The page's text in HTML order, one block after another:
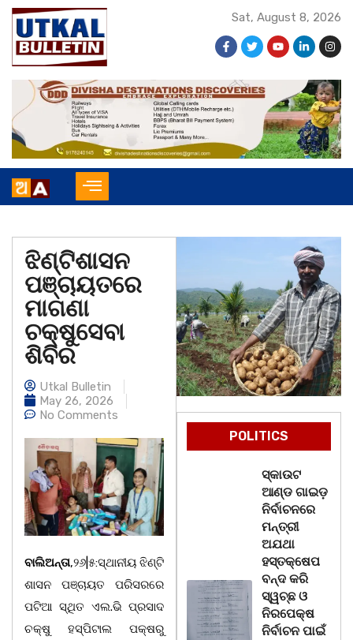
Sat, August 8, 2026
ଝିଣ୍ଟିଶାସନ
ପଞ୍ଚାୟତରେ
ମାଗଣା
ଚକ୍ଷୁସେବା
ଶିବିର
Utkal Bulletin
May 26, 2026
No Comments
ବାଲିଅନ୍ତା,୨୬|୫:ସ୍ଥାନୀୟ ଝିଣ୍ଟି
ଶାସନ ପଞ୍ଚାୟତ ପରିସରରେ
ପଟିଆ ସ୍ଥିତ ଏଲ.ଭି ପ୍ରସାଦ
ଚକ୍ଷୁ ହସ୍ପିଟାଲ ପକ୍ଷରୁ
POLITICS
ସ୍କାଉଟ
ଆଣ୍ଡ ଗାଇଡ଼
ନିର୍ବାଚନରେ
ମନ୍ତ୍ରୀ
ଅଯଥା
ହସ୍ତକ୍ଷେପ
ବନ୍ଦ କରି
ସ୍ୱଚ୍ଛ ଓ
ନିରପେକ୍ଷ
ନିର୍ବାଚନ ପାଇଁ